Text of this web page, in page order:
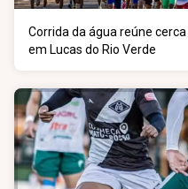
Corrida da água reúne
em Lucas do Rio Verde